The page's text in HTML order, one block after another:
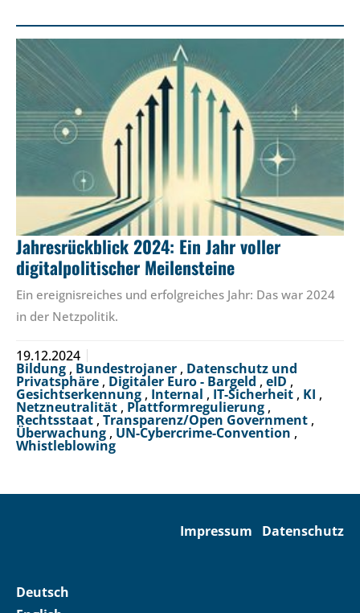
Jahresrückblick 2024: Ein Jahr voller
digitalpolitischer Meilensteine
Ein ereignisreiches und erfolgreiches Jahr: Das war 2024
in der Netzpolitik.
19.12.2024
Bildung , Bundestrojaner , Datenschutz und
Privatsphäre , Digitaler Euro - Bargeld , eID ,
Gesichtserkennung , Internal , IT-Sicherheit , KI ,
Netzneutralität , Plattformregulierung ,
Rechtsstaat , Transparenz/Open Government ,
Überwachung , UN-Cybercrime-Convention ,
Whistleblowing
Impressum Datenschutz
Deutsch